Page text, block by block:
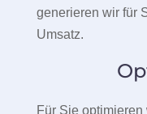
generieren wir für
Umsatz.
Für Sie